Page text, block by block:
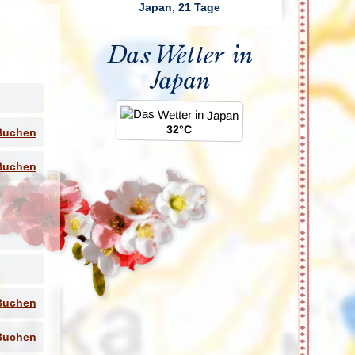
von
die
Japan, 21 Tage
Das Wetter in
Japan
32°C